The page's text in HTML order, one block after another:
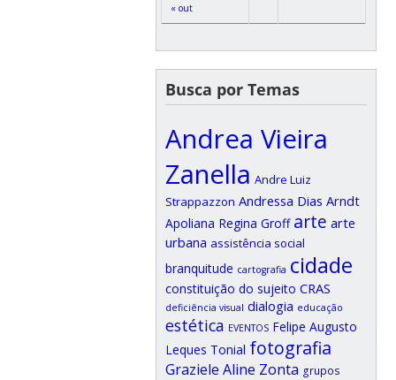
« out
Busca por Temas
Andrea Vieira
Zanella Andre Luiz
Strappazzon Andressa Dias Arndt
Apoliana Regina Groff arte arte
urbana assistência social
branquitude cartografia cidade
constituição do sujeito CRAS
deficiência visual dialogia educação
estética EVENTOS Felipe Augusto
Leques Tonial fotografia
Graziele Aline Zonta grupos